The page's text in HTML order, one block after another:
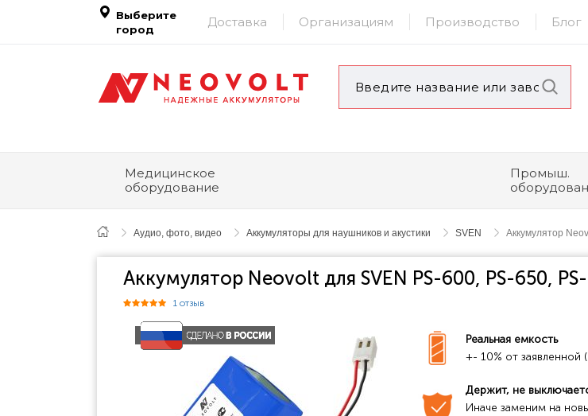
Выберите
город
Доставка Организациям Производство Блог
Медицинское
оборудование
Промыш.
Аудио, фото, видео Аккумуляторы для наушников и акустики SVEN Аккумулятор
Аккумулятор Neovolt для SVEN PS-600, PS-650,
1 отзыв
Реальная емкость
+- 10% от заявленной
Держит, не
Иначе заменим на